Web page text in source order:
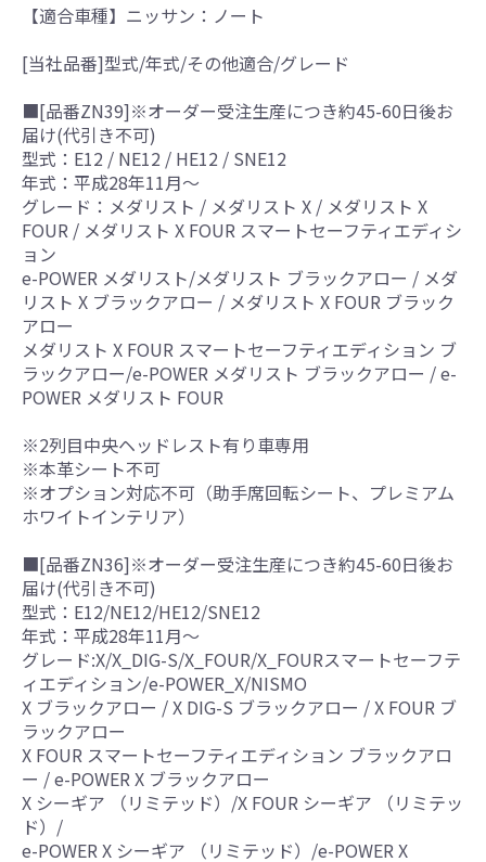
【適合車種】ニッサン：ノート
[当社品番]型式/年式/その他適合/グレード
■[品番ZN39]※オーダー受注生産につき約45-60日後お
届け(代引き不可)
型式：E12 / NE12 / HE12 / SNE12
年式：平成28年11月～
グレード：メダリスト / メダリスト X / メダリスト X
FOUR / メダリスト X FOUR スマートセーフティエディシ
ョン
e-POWER メダリスト/メダリスト ブラックアロー / メダ
リスト X ブラックアロー / メダリスト X FOUR ブラック
アロー
メダリスト X FOUR スマートセーフティエディション ブ
ラックアロー/e-POWER メダリスト ブラックアロー / e-
POWER メダリスト FOUR
※2列目中央ヘッドレスト有り車専用
※本革シート不可
※オプション対応不可（助手席回転シート、プレミアム
ホワイトインテリア）
■[品番ZN36]※オーダー受注生産につき約45-60日後お
届け(代引き不可)
型式：E12/NE12/HE12/SNE12
年式：平成28年11月～
グレード:X/X_DIG-S/X_FOUR/X_FOURスマートセーフテ
ィエディション/e-POWER_X/NISMO
X ブラックアロー / X DIG-S ブラックアロー / X FOUR ブ
ラックアロー
X FOUR スマートセーフティエディション ブラックアロ
ー / e-POWER X ブラックアロー
X シーギア （リミテッド）/X FOUR シーギア （リミテッ
ド）/
e-POWER X シーギア （リミテッド）/e-POWER X